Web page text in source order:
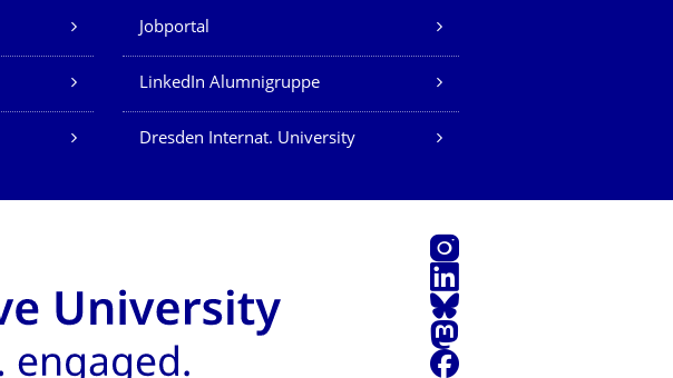
Jobportal
LinkedIn Alumnigruppe
Dresden Internat. University
Instagram
LinkedIn
Bluesky
Mastodon
Facebook